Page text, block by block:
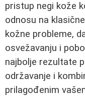
pristup negi kože
odnosu na
kožne probleme,
osvežavanju i
najbolje rezultate
održavanje i
prilagođenim